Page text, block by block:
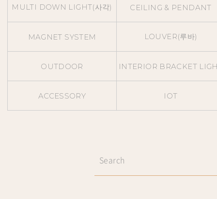
MULTI DOWN LIGHT(사각) CEILING & PENDANT
MAGNET SYSTEM LOUVER(루바)
OUTDOOR INTERIOR BRACKET
ACCESSORY IOT